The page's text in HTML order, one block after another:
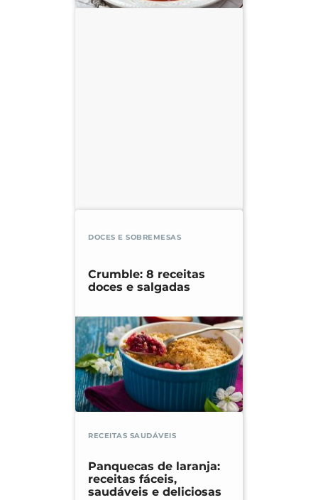
DOCES E SOBREMESAS
Crumble: 8 receitas
doces e salgadas
RECEITAS SAUDÁVEIS
Panquecas de laranja:
receitas fáceis,
saudáveis e deliciosas